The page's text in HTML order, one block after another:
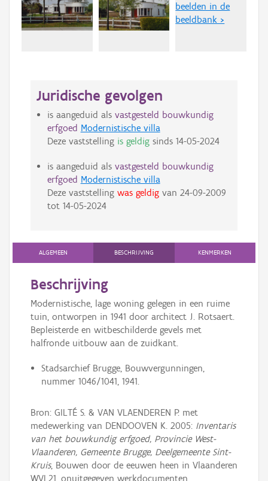
beelden in de
beeldbank >
Juridische gevolgen
is aangeduid als vastgesteld bouwkundig
erfgoed Modernistische villa
Deze vaststelling is geldigsinds 14-05-2024
is aangeduid als vastgesteld bouwkundig
erfgoed Modernistische villa
Deze vaststelling was geldigvan 24-09-2009
tot 14-05-2024
ALGEMEEN BESCHRIJVING KENMERKEN
Beschrijving
Modernistische, lage woning gelegen in een ruime
tuin, ontworpen in 1941 door architect J. Rotsaert.
Bepleisterde en witbeschilderde gevels met
halfronde uitbouw aan de zuidkant.
Stadsarchief Brugge, Bouwvergunningen,
nummer 1046/1041, 1941.
Bron: GILTÉ S. & VAN VLAENDEREN P. met
medewerking van DENDOOVEN K. 2005: Inventaris
van het bouwkundig erfgoed, Provincie West-
Vlaanderen, Gemeente Brugge, Deelgemeente Sint-
Kruis, Bouwen door de eeuwen heen in Vlaanderen
WVL21, onuitgegeven werkdocumenten.